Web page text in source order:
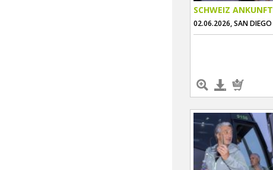
SCHWEIZ ANKUNFT
02.06.2026, SAN DIEGO